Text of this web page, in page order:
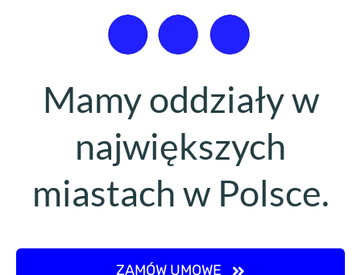
Mamy oddziały w
największych
miastach w Polsce.
ZAMÓW UMOWĘ